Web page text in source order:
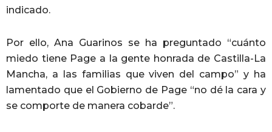
indicado.
Por ello, Ana Guarinos se ha preguntado “cuánto
miedo tiene Page a la gente honrada de Castilla-La
Mancha, a las familias que viven del campo” y ha
lamentado que el Gobierno de Page “no dé la cara y
se comporte de manera cobarde”.